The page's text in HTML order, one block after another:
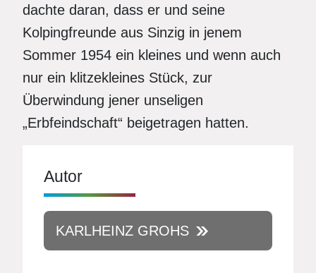
dachte daran, dass er und seine
Kolpingfreunde aus Sinzig in jenem
Sommer 1954 ein kleines und wenn auch
nur ein klitzekleines Stück, zur
Überwindung jener unseligen
„Erbfeindschaft“ beigetragen hatten.
Autor
KARLHEINZ GROHS